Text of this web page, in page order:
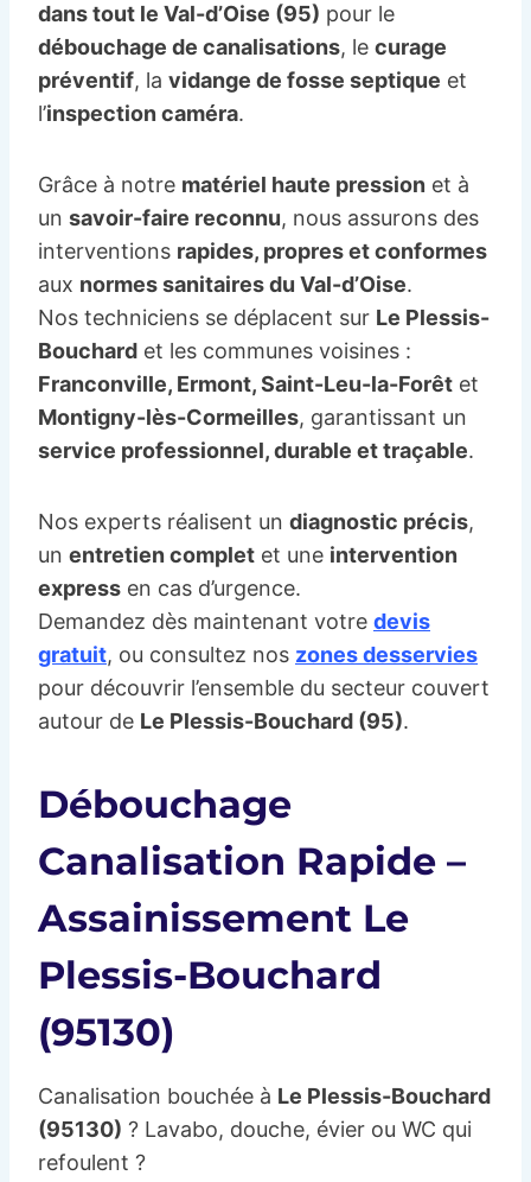
dans tout le Val-d’Oise (95) pour le
débouchage de canalisations, le curage
préventif, la vidange de fosse septique et
l’inspection caméra.
Grâce à notre matériel haute pression et à
un savoir-faire reconnu, nous assurons des
interventions rapides, propres et conformes
aux normes sanitaires du Val-d’Oise.
Nos techniciens se déplacent sur Le Plessis-
Bouchard et les communes voisines :
Franconville, Ermont, Saint-Leu-la-Forêt et
Montigny-lès-Cormeilles, garantissant un
service professionnel, durable et traçable.
Nos experts réalisent un diagnostic précis,
un entretien complet et une intervention
express en cas d’urgence.
Demandez dès maintenant votre devis
gratuit, ou consultez nos zones desservies
pour découvrir l’ensemble du secteur couvert
autour de Le Plessis-Bouchard (95).
Débouchage
Canalisation Rapide –
Assainissement Le
Plessis-Bouchard
(95130)
Canalisation bouchée à Le Plessis-Bouchard
(95130) ? Lavabo, douche, évier ou WC qui
refoulent ?